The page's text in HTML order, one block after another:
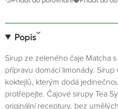
Popis
Sirup ze zeleného čaje Matcha
přípravu domácí limonády.
koktejlů, kterým dodá
protřepejte. Čajové sirupy Tea
originální receptury, bez